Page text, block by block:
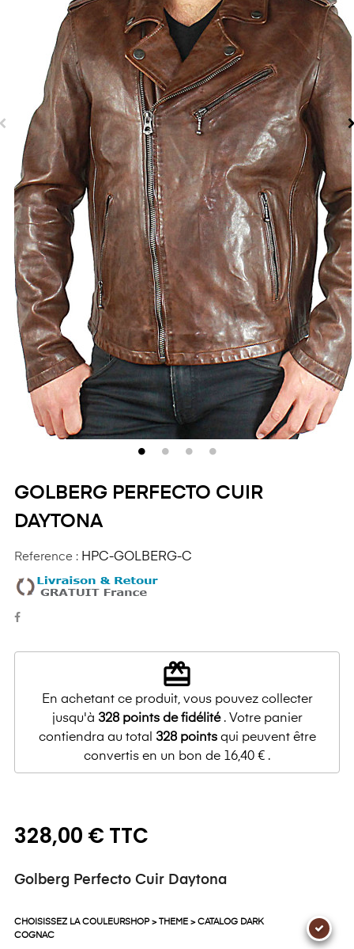
GOLBERG PERFECTO CUIR
DAYTONA
Reference : HPC-GOLBERG-C
redeem
En achetant ce produit, vous pouvez collecter
jusqu'à 328points de fidélité. Votre panier
contiendra au total 328pointsqui peuvent être
convertis en un bon de 16,40 € .
328,00 € TTC
Golberg Perfecto Cuir Daytona
CHOISISSEZ LA COULEURSHOP > THEME > CATALOG DARK
COGNAC